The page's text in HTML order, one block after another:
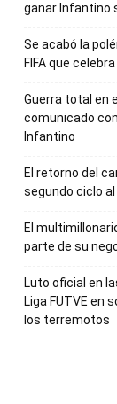
ganar Infantino
Se acabó la
FIFA que
Guerra total en
comunicado
Infantino
El retorno del
segundo ciclo al
El
parte de su
Luto oficial en
Liga FUTVE en
los terremotos